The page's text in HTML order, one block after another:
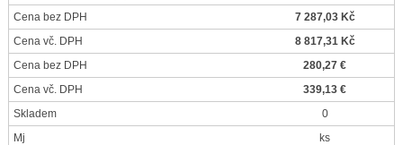
Cena bez DPH
7 287,03 Kč
Cena vč. DPH
8 817,31 Kč
Cena bez DPH
280,27 €
Cena vč. DPH
339,13 €
Skladem
0
Mj
ks